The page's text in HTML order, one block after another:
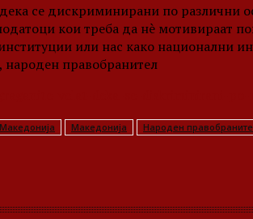
се дискриминирани по различни
кои треба да нè мотивираат
или нас како национални
народен правобранител
Македонија Народен